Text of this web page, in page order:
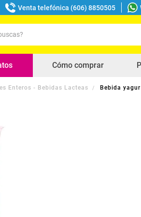
Venta telefónica (606) 8850505
Cómo comprar
Enteros - Bebidas Lacteas Bebida
buscados